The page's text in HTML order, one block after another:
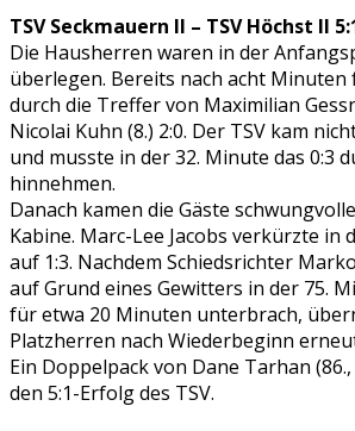
TSV Seckmauern II – TSV Höchst II
Die Hausherren waren in der
überlegen. Bereits nach acht Minuten
durch die Treffer von Maximilian
Nicolai Kuhn (8.) 2:0. Der TSV kam
und musste in der 32. Minute das 0:3
hinnehmen.
Danach kamen die Gäste
Kabine. Marc-Lee Jacobs verkürzte in
auf 1:3. Nachdem Schiedsrichter
auf Grund eines Gewitters in der 75.
für etwa 20 Minuten unterbrach,
Platzherren nach Wiederbeginn
Ein Doppelpack von Dane Tarhan
den 5:1-Erfolg des TSV.